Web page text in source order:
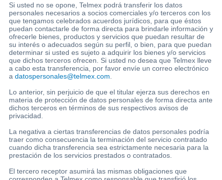
Si usted no se opone, Telmex podrá transferir los datos
personales necesarios a socios comerciales y/o terceros con los
que tengamos celebrados acuerdos jurídicos, para que éstos
puedan contactarle de forma directa para brindarle información y
ofrecerle bienes, productos y servicios que puedan resultar de
su interés o adecuados según su perfil, o bien, para que puedan
determinar si usted es sujeto a adquirir los bienes y/o servicios
que dichos terceros ofrecen. Si usted no desea que Telmex lleve
a cabo esta transferencia, por favor envíe un correo electrónico
a datospersonales@telmex.com
Lo anterior, sin perjuicio de que el titular ejerza sus derechos en
materia de protección de datos personales de forma directa ante
dichos terceros en términos de sus respectivos avisos de
privacidad.
La negativa a ciertas transferencias de datos personales podría
traer como consecuencia la terminación del servicio contratado
cuando dicha transferencia sea estrictamente necesaria para la
prestación de los servicios prestados o contratados.
El tercero receptor asumirá las mismas obligaciones que